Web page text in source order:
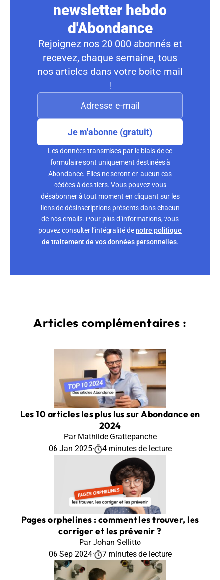
newsletter hebdo
d'Abondance
Rejoignez nos 20 000 abonnés et
recevez, chaque semaine, tous
nos articles dans votre boite mail
!
Je m'abonne (gratuit)
Les données transmises par le biais de ce
formulaire sont uniquement destinées à
Abondance. Elles ne seront en aucun cas
cédées à des tiers. Vous pouvez vous
désabonner à tout moment en cliquant sur les
liens de désinscriptions présents dans chacun
de nos emails. Pour plus d’informations, vous
pouvez consulter l’intégralité denotre politique
de traitement de vos données personnelles.
Articles complémentaires :
Les 10 articles les plus lus sur Abondance en
2024
Par Mathilde Grattepanche
06 Jan 2025· 4 minutes de lecture
Pages orphelines : comment les trouver, les
corriger et les prévenir ?
Par Johan Sellitto
06 Sep 2024· 7 minutes de lecture